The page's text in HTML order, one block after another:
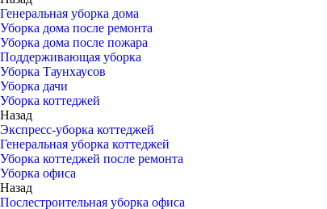
Генеральная уборка дома
Уборка дома после ремонта
Уборка дома после пожара
Поддерживающая уборка
Уборка Таунхаусов
Уборка дачи
Уборка коттеджей
Назад
Экспресс-уборка коттеджей
Генеральная уборка коттеджей
Уборка коттеджей после ремонта
Уборка офиса
Назад
Послестроительная уборка офиса